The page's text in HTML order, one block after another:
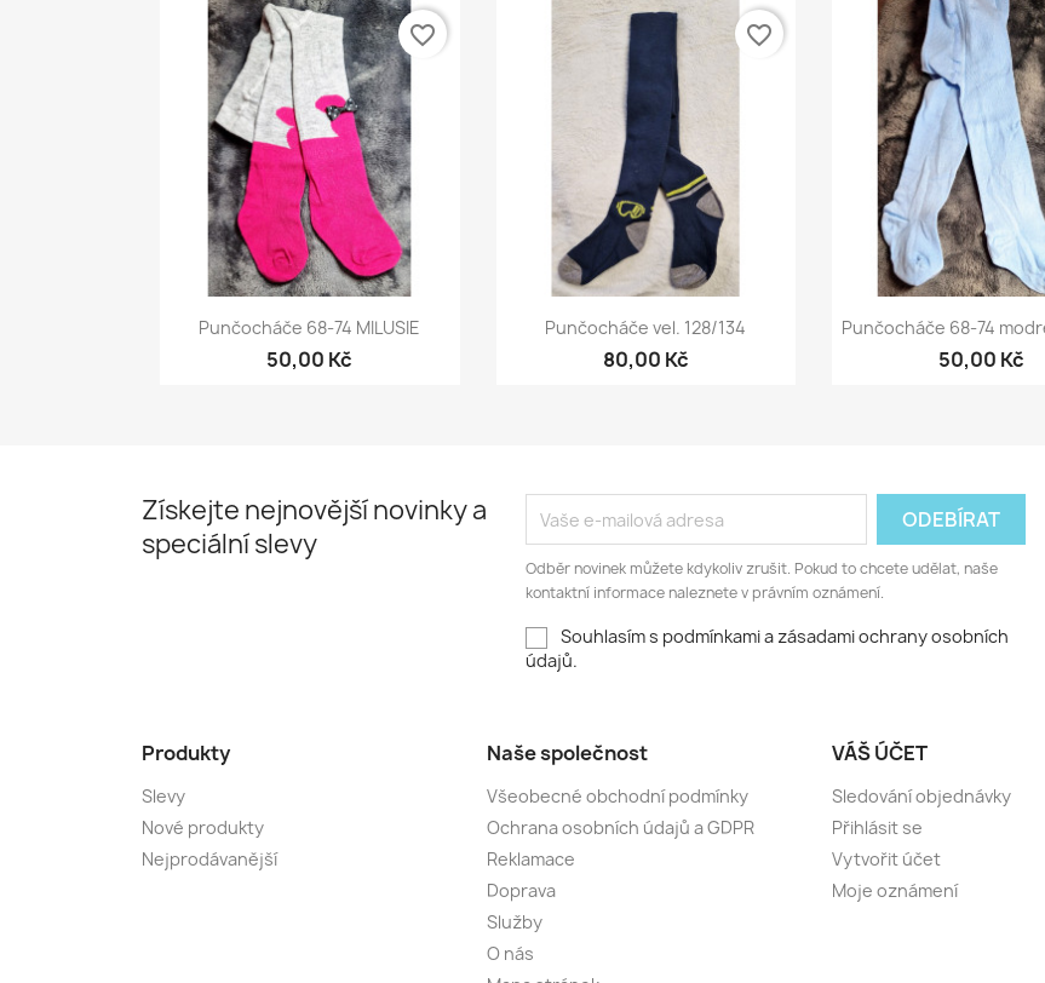
Rychlý náhled
Punčocháče 68-74 MILUSIE
50,00 Kč
favorite_border
Rychlý náhled
Punčocháče vel. 128/134
80,00 Kč
favorite_border
Rychlý
Punčocháče 68-74
50,00 Kč
Získejte nejnovější novinky a
speciální slevy
Odběr novinek můžete kdykoliv zrušit. Pokud to chcete udělat, naše
kontaktní informace naleznete v právním oznámení.
Souhlasím s podmínkami a zásadami ochrany osobních
údajů.
Produkty
Slevy
Nové produkty
Nejprodávanější
Naše společnost
Všeobecné obchodní podmínky
Ochrana osobních údajů a GDPR
Reklamace
Doprava
Služby
O nás
VÁŠ ÚČET
Sledování objednávky
Přihlásit se
Vytvořit účet
Moje oznámení